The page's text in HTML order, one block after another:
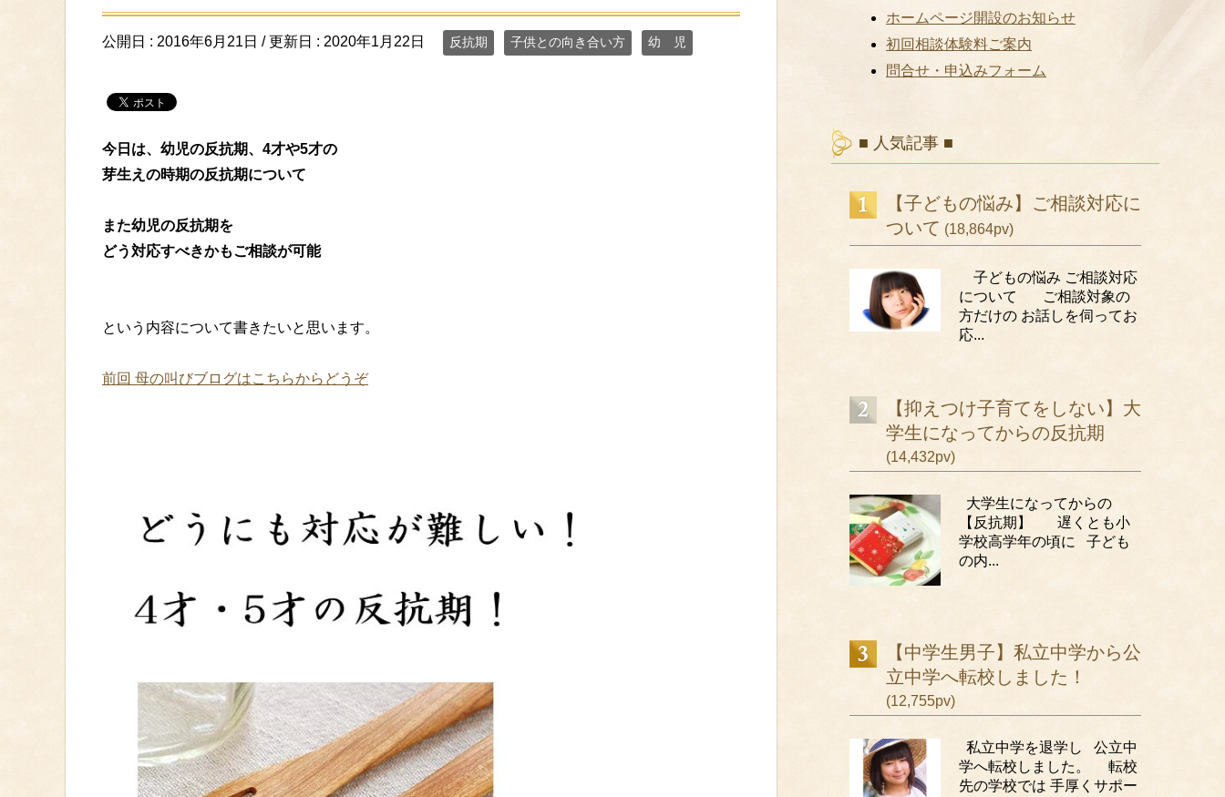
公開日 : 2016年6月21日 / 更新日 : 2020年1月22日 反抗期 子供との向き合い方 幼 児
今日は、幼児の反抗期、4才や5才の
芽生えの時期の反抗期について
また幼児の反抗期を
どう対応すべきかもご相談が可能
という内容について書きたいと思います。
前回 母の叫びブログはこちらからどうぞ
ホームページ開設のお知らせ
初回相談体験料ご案内
問合せ・申込みフォーム
■ 人気記事 ■
【子どもの悩み】ご相談対応に
ついて (18,864pv)
子どもの悩み ご相談対応
について ご相談対象の
方だけの お話しを伺ってお
応...
【抑えつけ子育てをしない】大
学生になってからの反抗期
(14,432pv)
大学生になってからの
【反抗期】 遅くとも小
学校高学年の頃に 子ども
の内...
【中学生男子】私立中学から公
立中学へ転校しました！
(12,755pv)
私立中学を退学し 公立中
学へ転校しました。 転校
先の学校では 手厚くサポー